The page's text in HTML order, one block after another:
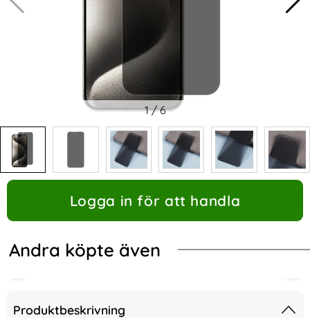
1/6
Logga in för att handla
Andra köpte även
Produktbeskrivning